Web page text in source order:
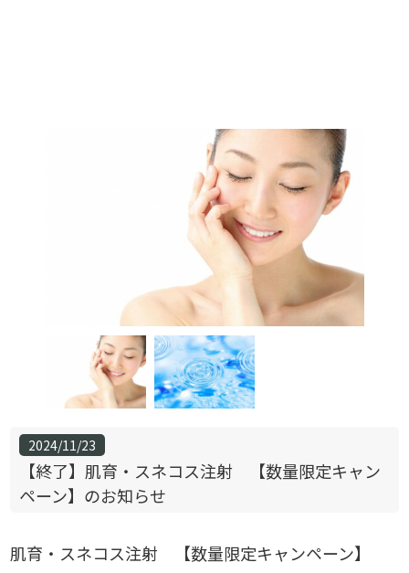
2024/11/23
【終了】肌育・スネコス注射 【数量限定キャン
ペーン】のお知らせ
肌育・スネコス注射 【数量限定キャンペーン】